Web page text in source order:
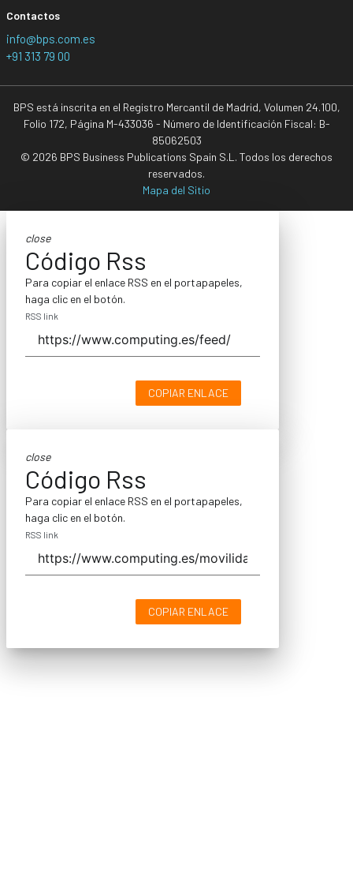
Contactos
info@bps.com.es
+91 313 79 00
BPS está inscrita en el Registro Mercantil de Madrid, Volumen 24.100,
Folio 172, Página M-433036 - Número de Identificación Fiscal: B-
85062503
© 2026 BPS Business Publications Spain S.L. Todos los derechos
reservados.
Mapa del Sitio
close
Código Rss
Para copiar el enlace RSS en el portapapeles,
haga clic en el botón.
RSS link
COPIAR ENLACE
close
Código Rss
Para copiar el enlace RSS en el portapapeles,
haga clic en el botón.
RSS link
COPIAR ENLACE